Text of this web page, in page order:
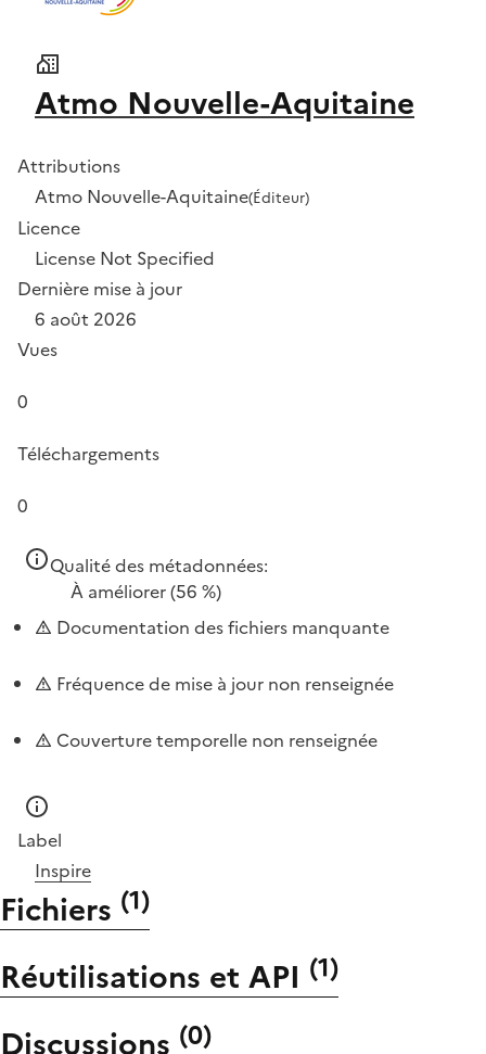
Atmo Nouvelle-Aquitaine
Attributions
Atmo Nouvelle-Aquitaine(Éditeur)
Licence
License Not Specified
Dernière mise à jour
6 août 2026
Vues
0
Téléchargements
0
Qualité des métadonnées:
À améliorer(56 %)
Documentation des fichiers manquante
Fréquence de mise à jour non renseignée
Couverture temporelle non renseignée
Label
Inspire
Fichiers (1)
Réutilisations et API (1)
Discussions (0)